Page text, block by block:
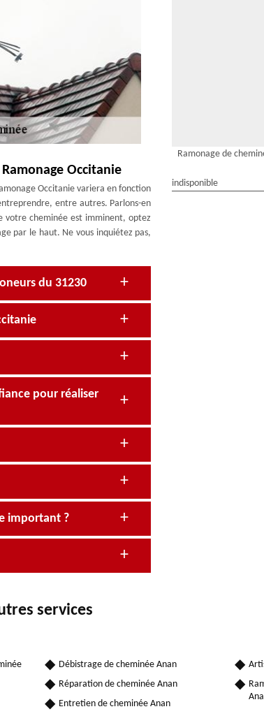
Occitanie
Occitanie variera en fonction
entre autres. Parlons-en
votre cheminée est imminent, optez
par le haut. Ne vous inquiétez pas,
du 31230
pour réaliser
important ?
Ramonage de
indisponible
services
Débistrage de cheminée Anan
Réparation de cheminée Anan
Entretien de cheminée Anan